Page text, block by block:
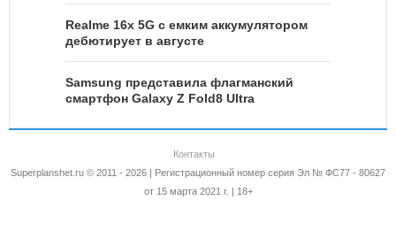
Realme 16x 5G с емким аккумулятором
дебютирует в августе
Samsung представила флагманский
смартфон Galaxy Z Fold8 Ultra
Контакты
Superplanshet.ru © 2011 - 2026 | Регистрационный номер серия Эл № ФС77 - 80627
от 15 марта 2021 г. | 18+